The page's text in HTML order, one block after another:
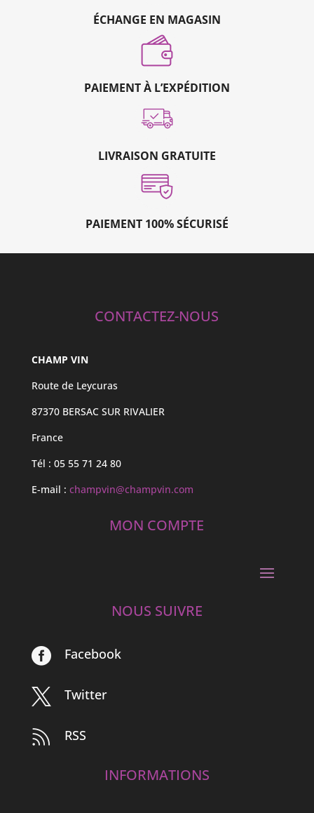
ÉCHANGE EN MAGASIN
PAIEMENT À L’EXPÉDITION
LIVRAISON GRATUITE
PAIEMENT 100% SÉCURISÉ
CONTACTEZ-NOUS
CHAMP VIN
Route de Leycuras
87370 BERSAC SUR RIVALIER
France
Tél : 05 55 71 24 80
E-mail : champvin@champvin.com
MON COMPTE
NOUS SUIVRE
 Facebook
 Twitter
 RSS
INFORMATIONS